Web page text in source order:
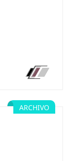
ARCHIVO